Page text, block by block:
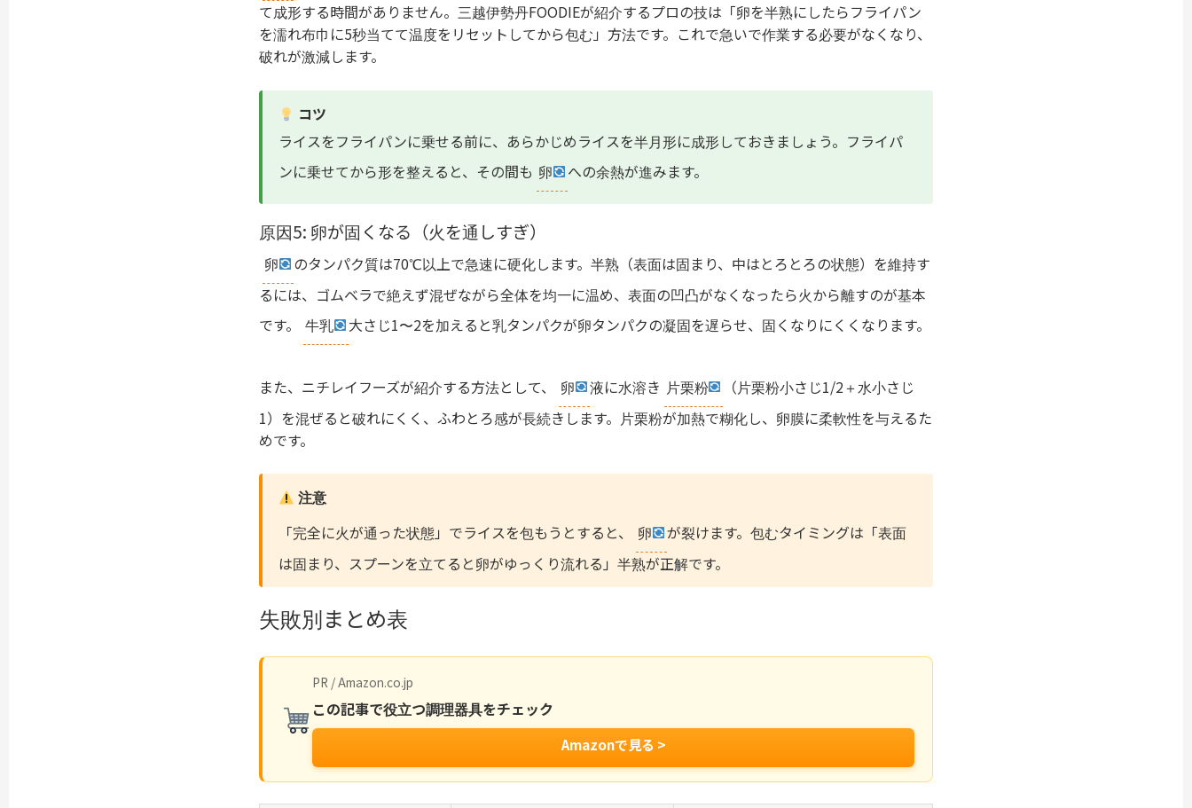
て成形する時間がありません。三越伊勢丹FOODIEが紹介するプロの技は「卵を半熟にしたらフライパン
を濡れ布巾に5秒当てて温度をリセットしてから包む」方法です。これで急いで作業する必要がなくなり、
破れが激減します。
コツ
ライスをフライパンに乗せる前に、あらかじめライスを半月形に成形しておきましょう。フライパ
ンに乗せてから形を整えると、その間も 卵 への余熱が進みます。
原因5: 卵が固くなる（火を通しすぎ）
卵
のタンパク質は70℃以上で急速に硬化します。半熟（表面は固まり、中はとろとろの状態）を維持す
るには、ゴムベラで絶えず混ぜながら全体を均一に温め、表面の凹凸がなくなったら火から離すのが基本
です。
牛乳 大さじ1〜2を加えると乳タンパクが卵タンパクの凝固を遅らせ、固くなりにくくなります。
また、ニチレイフーズが紹介する方法として、 卵 液に水溶き 片栗粉
（片栗粉小さじ1/2＋水小さじ
1）を混ぜると破れにくく、ふわとろ感が長続きします。片栗粉が加熱で糊化し、卵膜に柔軟性を与えるた
めです。
注意
「完全に火が通った状態」でライスを包もうとすると、
卵
が裂けます。包むタイミングは「表面
は固まり、スプーンを立てると卵がゆっくり流れる」半熟が正解です。
失敗別まとめ表
PR / Amazon.co.jp
この記事で役立つ調理器具をチェック
Amazonで見る >